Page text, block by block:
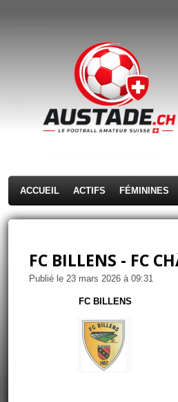
ACCUEIL ACTIFS FÉMININES
FC BILLENS - FC
Publié le 23 mars 2026 à 09:31
FC BILLENS